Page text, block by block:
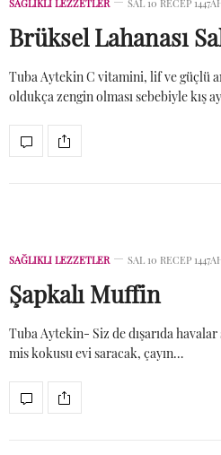
SAĞLIKLI LEZZETLER SAL 10 RECEP
Brüksel Lahanası
Tuba Aytekin C vitamini, lif ve güçlü
oldukça zengin olması sebebiyle kış
SAĞLIKLI LEZZETLER SAL 10 RECEP
Şapkalı Muffin
Tuba Aytekin- Siz de dışarıda
mis kokusu evi saracak, çayın…